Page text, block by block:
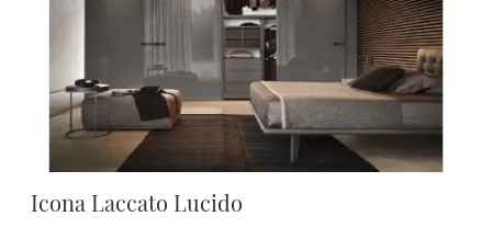
Icona Laccato Lucido